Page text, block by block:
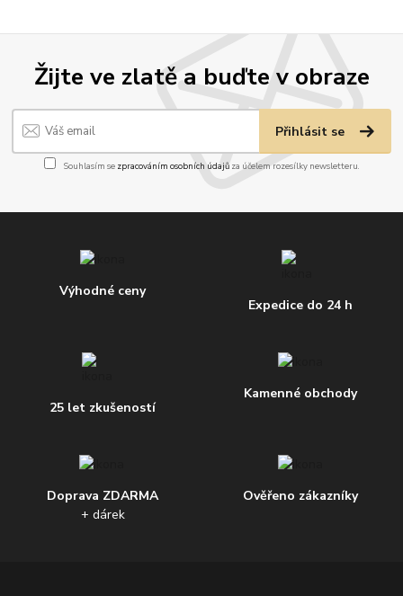
Žijte ve zlatě a buďte v obraze
Přihlásit se
Souhlasím se zpracováním osobních údajůza účelem rozesílky newsletteru.
Výhodné ceny
Expedice do 24 h
25 let zkušeností
Kamenné obchody
Doprava ZDARMA
+ dárek
Ověřeno zákazníky